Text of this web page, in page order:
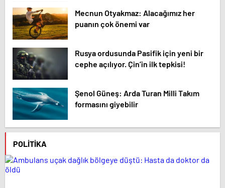
Mecnun Otyakmaz: Alacağımız her
puanın çok önemi var
Rusya ordusunda Pasifik için yeni bir
cephe açılıyor. Çin’in ilk tepkisi!
Şenol Güneş: Arda Turan Milli Takım
formasını giyebilir
POLITIKA